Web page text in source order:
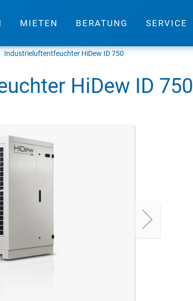
MIETEN BERATUNG SERVICE
Industrieluftentfeuchter HiDew ID 750
HiDew ID 750